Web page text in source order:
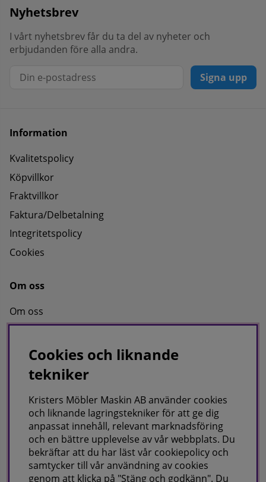
Nyhetsbrev
I vårt nyhetsbrev får du ta del av nyheter och
erbjudanden före alla andra.
Signa upp
Information
Kvalitetspolicy
Köpvillkor
Fraktvillkor
Faktura/Delbetalning
Integritetspolicy
Cookies
Om oss
Om oss
Kontakta oss
KRISTERS MÖBLER MASKIN AB
Postadress:
GÅRDSJÖ 41, 686 96 SUNNE
Besöks & leveransadress:
Gårdsjö 41, 686 96 Sunne
Telefon:0565-711027
E-post:info@kristersmoblermaskin.se
Cookies och liknande
tekniker
Kristers Möbler Maskin AB använder cookies
och liknande lagringstekniker för att ge dig
anpassat innehåll, relevant marknadsföring
och en bättre upplevelse av vår webbplats. Du
bekräftar att du har läst vår cookiepolicy och
samtycker till vår användning av cookies
genom att klicka på "Stäng och godkänn". Du